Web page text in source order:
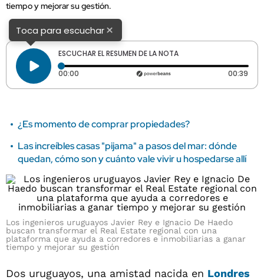
tiempo y mejorar su gestión.
Toca para escuchar×
ESCUCHAR EL RESUMEN DE LA NOTA
00:00 Tiempo transcurrido: 0 segundos 00:39
¿Es momento de comprar propiedades?
Las increíbles casas "pijama" a pasos del mar: dónde
quedan, cómo son y cuánto vale vivir u hospedarse allí
Los ingenieros uruguayos Javier Rey e Ignacio De Haedo
buscan transformar el Real Estate regional con una
plataforma que ayuda a corredores e inmobiliarias a ganar
tiempo y mejorar su gestión
Dos uruguayos, una amistad nacida en Londres